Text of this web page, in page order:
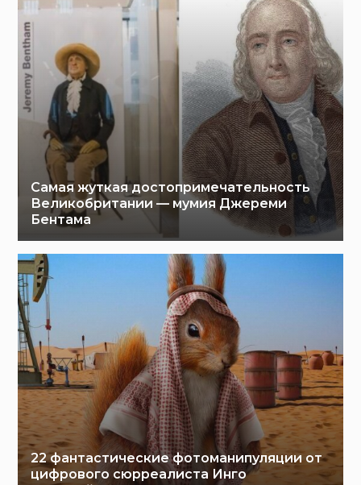
Самая жуткая достопримечательность
Великобритании — мумия Джереми
Бентама
22 фантастические фотоманипуляции от
цифрового сюрреалиста Инго